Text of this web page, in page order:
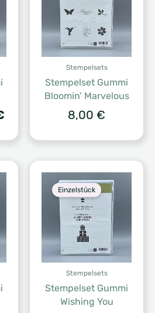
Aktueller
ist:
14,36 €.
Stempelsets
Stempelset Gummi
Bloomin’ Marvelous
8,00 €
Einzelstück
Stempelsets
Stempelset Gummi
Wishing You